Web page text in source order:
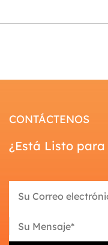
VER MÁS
CONTÁCTENOS
¿Está Listo